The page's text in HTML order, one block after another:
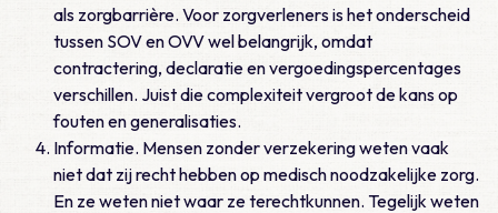
als zorgbarrière. Voor zorgverleners is het onderscheid
tussen SOV en OVV wel belangrijk, omdat
contractering, declaratie en vergoedingspercentages
verschillen. Juist die complexiteit vergroot de kans op
fouten en generalisaties.
Informatie. Mensen zonder verzekering weten vaak
niet dat zij recht hebben op medisch noodzakelijke zorg.
En ze weten niet waar ze terechtkunnen. Tegelijk weten